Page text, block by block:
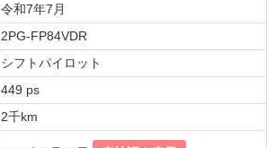
令和7年7月
2PG-FP84VDR
シフトパイロット
449 ps
2千km